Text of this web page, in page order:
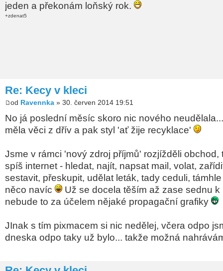
jeden a překonám loňský rok.
+zdenat5
Re: Kecy v kleci
od Ravennka » 30. červen 2014 19:51
No já poslední měsíc skoro nic nového
měla věci z dřív a pak styl 'ať žije recyklace'
Jsme v rámci 'nový zdroj příjmů' rozjížděli obchod,
spíš internet - hledat, najít, napsat mail, volat,
sestavit, přeskupit, udělat leták, tady ceduli,
něco navíc
Už se docela těším až zase sednu k
nebude to za účelem nějaké propagační grafiky
JInak s tím pixmacem si nic nedělej, včera odpo
dneska odpo taky už bylo... takže možná